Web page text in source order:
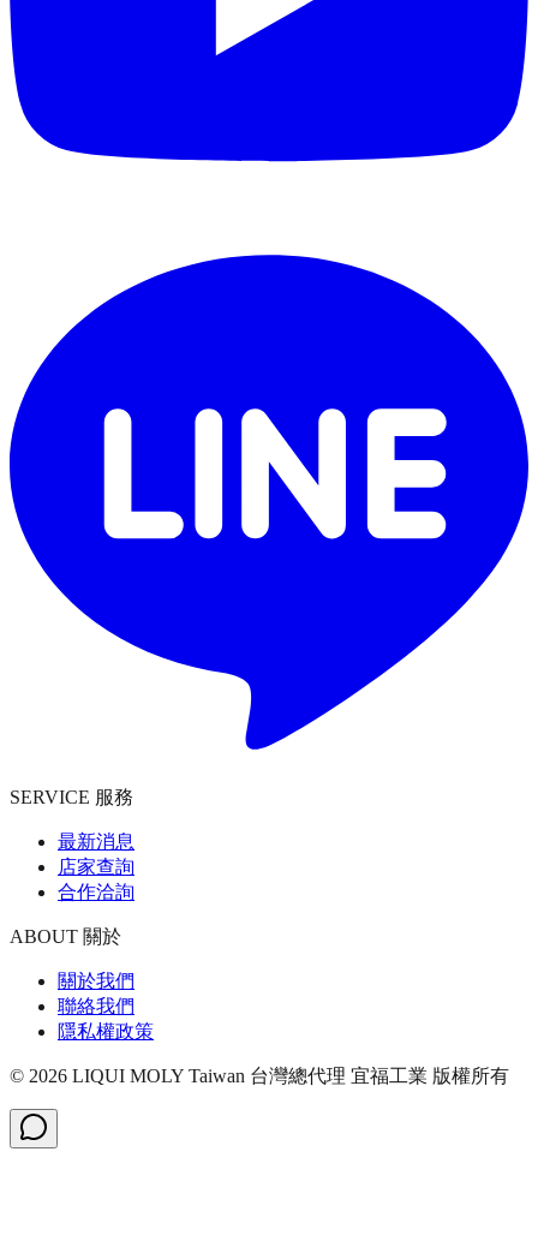
SERVICE 服務
最新消息
店家查詢
合作洽詢
ABOUT 關於
關於我們
聯絡我們
隱私權政策
© 2026 LIQUI MOLY Taiwan 台灣總代理 宜福工業 版權所有